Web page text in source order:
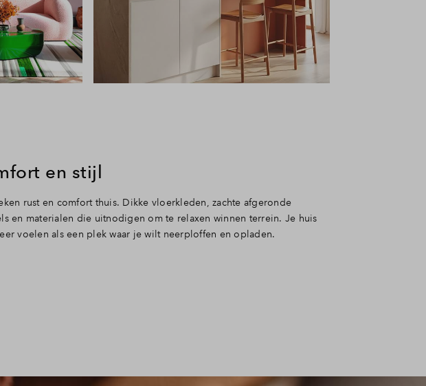
en stijl
rust en comfort thuis. Dikke vloerkleden, zachte afgeronde
en materialen die uitnodigen om te relaxen winnen terrein. Je huis
voelen als een plek waar je wilt neerploffen en opladen.